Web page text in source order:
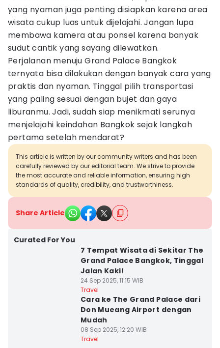
yang nyaman juga penting disiapkan karena area
wisata cukup luas untuk dijelajahi. Jangan lupa
membawa kamera atau ponsel karena banyak
sudut cantik yang sayang dilewatkan.
Perjalanan menuju Grand Palace Bangkok
ternyata bisa dilakukan dengan banyak cara yang
praktis dan nyaman. Tinggal pilih transportasi
yang paling sesuai dengan bujet dan gaya
liburanmu. Jadi, sudah siap menikmati serunya
menjelajahi keindahan Bangkok sejak langkah
pertama setelah mendarat?
This article is written by our community writers and has been
carefully reviewed by our editorial team. We strive to provide
the most accurate and reliable information, ensuring high
standards of quality, credibility, and trustworthiness.
Share Article
Curated For You
7 Tempat Wisata di Sekitar The
Grand Palace Bangkok, Tinggal
Jalan Kaki!
24 Sep 2025, 11:15 WIB
Travel
Cara ke The Grand Palace dari
Don Mueang Airport dengan
Mudah
08 Sep 2025, 12:20 WIB
Travel